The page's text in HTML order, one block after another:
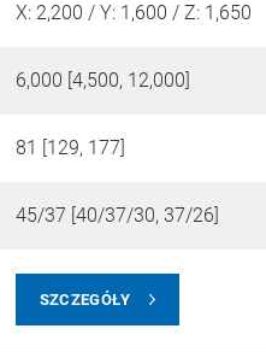
X: 2,200 / Y: 1,600 / Z: 1,650
6,000 [4,500, 12,000]
81 [129, 177]
45/37 [40/37/30, 37/26]
SZCZEGÓŁY